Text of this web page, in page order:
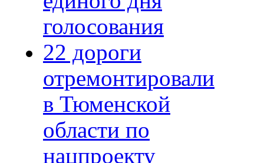
голосования
22 дороги
отремонтировали
в Тюменской
области по
нацпроекту